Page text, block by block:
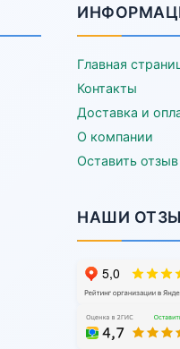
Главная
Контакты
Доставка и
О компании
Оставить
НАШИ